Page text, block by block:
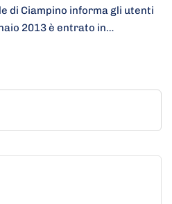
di Ciampino informa gli utenti
2013 è entrato in…